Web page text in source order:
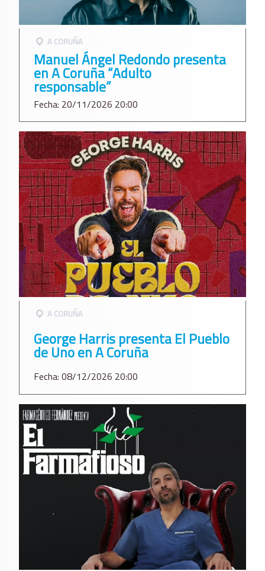
A CORUÑA
Manuel Ángel Redondo presenta
en A Coruña “Adulto
responsable”
Fecha: 20/11/2026 20:00
A CORUÑA
George Harris presenta El Pueblo
de Uno en A Coruña
Fecha: 08/12/2026 20:00